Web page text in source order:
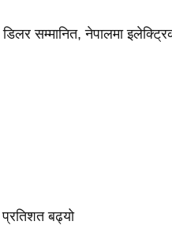
डिलर सम्मानित, नेपालमा
बढ्यो